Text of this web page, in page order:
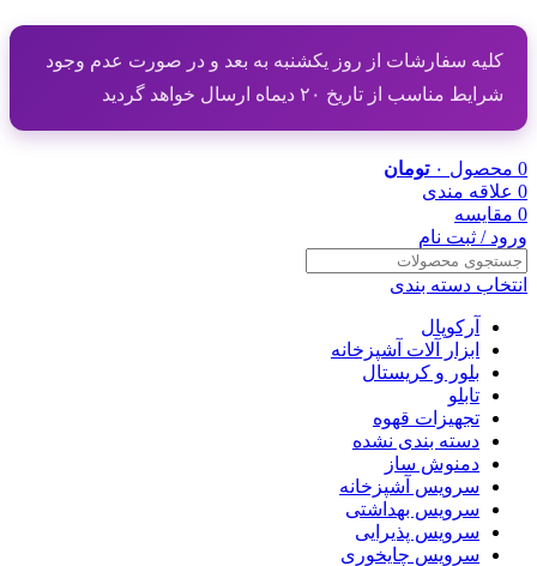
کلیه سفارشات از روز یکشنبه به بعد و در صورت عدم وجود
شرایط مناسب از تاریخ ۲۰ دیماه ارسال خواهد گردید
0 محصول ۰ تومان
0 علاقه مندی
0 مقایسه
ورود / ثبت نام
انتخاب دسته بندی
آرکوپال
ابزار آلات آشپزخانه
بلور و کریستال
تابلو
تجهیزات قهوه
دسته بندی نشده
دمنوش ساز
سرویس آشپزخانه
سرویس بهداشتی
سرویس پذیرایی
سرویس چایخوری